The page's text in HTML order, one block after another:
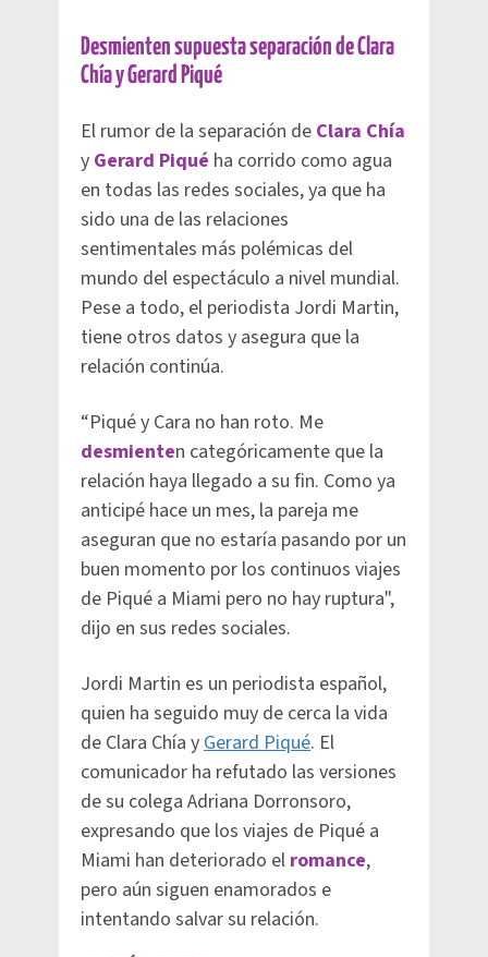
Desmienten supuesta separación de Clara
Chía y Gerard Piqué
El rumor de la separación de Clara Chía
y Gerard Piqué ha corrido como agua
en todas las redes sociales, ya que ha
sido una de las relaciones
sentimentales más polémicas del
mundo del espectáculo a nivel mundial.
Pese a todo, el periodista Jordi Martin,
tiene otros datos y asegura que la
relación continúa.
“Piqué y Cara no han roto. Me
desmienten categóricamente que la
relación haya llegado a su fin. Como ya
anticipé hace un mes, la pareja me
aseguran que no estaría pasando por un
buen momento por los continuos viajes
de Piqué a Miami pero no hay ruptura",
dijo en sus redes sociales.
Jordi Martin es un periodista español,
quien ha seguido muy de cerca la vida
de Clara Chía yGerard Piqué. El
comunicador ha refutado las versiones
de su colega Adriana Dorronsoro,
expresando que los viajes de Piqué a
Miami han deteriorado el romance,
pero aún siguen enamorados e
intentando salvar su relación.